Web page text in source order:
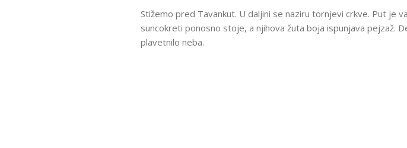
Stižemo pred Tavankut. U daljini se naziru tornjevi crkve. Put je
suncokreti ponosno stoje, a njihova žuta boja ispunjava pejzaž.
plavetnilo neba.